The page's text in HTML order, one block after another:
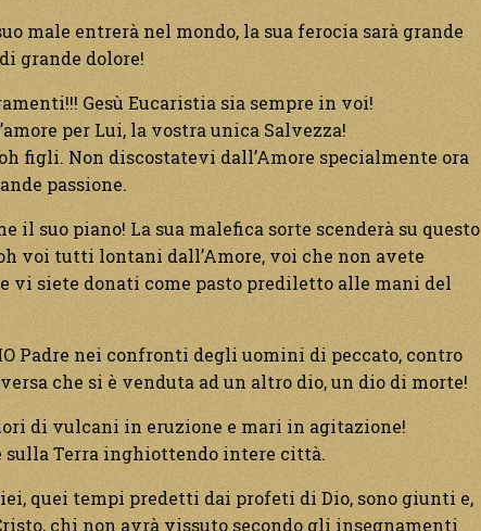
male entrerà nel mondo, la sua ferocia sarà grande
grande dolore!
Gesù Eucaristia sia sempre in voi!
per Lui, la vostra unica Salvezza!
figli. Non discostatevi dall’Amore specialmente ora
passione.
il suo piano! La sua malefica sorte scenderà su questo
voi tutti lontani dall’Amore, voi che non avete
vi siete donati come pasto prediletto alle mani del
Padre nei confronti degli uomini di peccato, contro
che si è venduta ad un altro dio, un dio di morte!
di vulcani in eruzione e mari in agitazione!
Terra inghiottendo intere città.
quei tempi predetti dai profeti di Dio, sono giunti e,
chi non avrà vissuto secondo gli insegnamenti